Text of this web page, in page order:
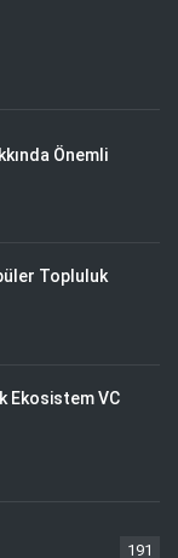
Önemli
Topluluk
Ekosistem VC
191